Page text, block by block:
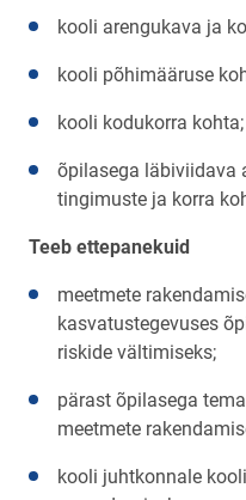
kooli arengukava ja
kooli põhimääruse
kooli kodukorra kohta;
õpilasega läbiviidava
tingimuste ja korra
Teeb ettepanekuid
meetmete
kasvatustegevuses
riskide vältimiseks;
pärast õpilasega
meetmete
kooli juhtkonnale